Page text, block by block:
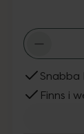
Snabba
Finns i